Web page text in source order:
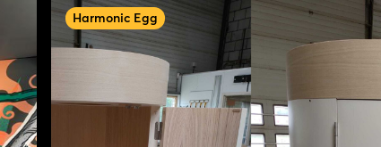
Harmonic Egg